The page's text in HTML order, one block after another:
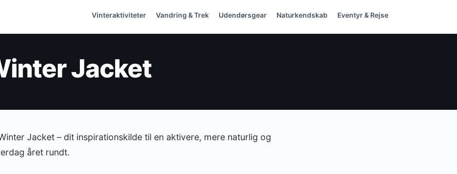
Vinteraktiviteter Vandring & Trek Udendørsgear Naturkendskab Eventyr & Rejse
Jacket
Jacket – dit inspirationskilde til en aktivere, mere naturlig og
året rundt.